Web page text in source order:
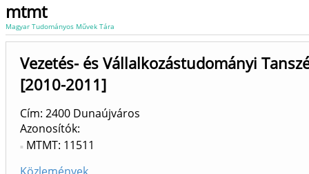
mtmt
Magyar Tudományos Művek Tára
Vezetés- és Vállalkozástudományi
[2010-2011]
Cím: 2400 Dunaújváros
Azonosítók
MTMT: 11511